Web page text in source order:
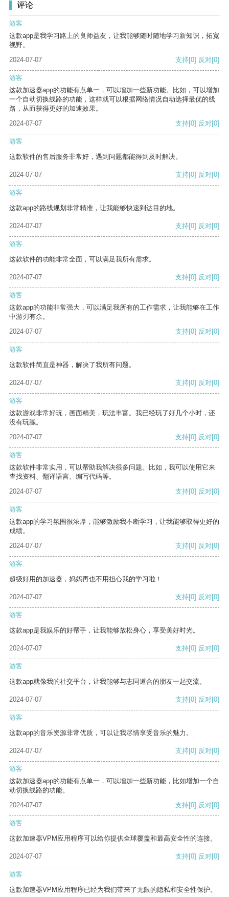
评论
游客
这款app是我学习路上的良师益友，让我能够随时随地学习新知识，拓宽
视野。
2024-07-07
支持[0] 反对[0]
游客
这款加速器app的功能有点单一，可以增加一些新功能。比如，可以增加
一个自动切换线路的功能，这样就可以根据网络情况自动选择最优的线
路，从而获得更好的加速效果。
2024-07-07
支持[0] 反对[0]
游客
这款软件的售后服务非常好，遇到问题都能得到及时解决。
2024-07-07 支持[0] 反对[0]
游客
这款app的路线规划非常精准，让我能够快速到达目的地。
2024-07-07 支持[0] 反对[0]
游客
这款软件的功能非常全面，可以满足我所有需求。
2024-07-07 支持[0] 反对[0]
游客
这款app的功能非常强大，可以满足我所有的工作需求，让我能够在工作
中游刃有余。
2024-07-07
支持[0] 反对[0]
游客
这款软件简直是神器，解决了我所有问题。
2024-07-07 支持[0] 反对[0]
游客
这款游戏非常好玩，画面精美，玩法丰富。我已经玩了好几个小时，还
没有玩腻。
2024-07-07
支持[0] 反对[0]
游客
这款软件非常实用，可以帮助我解决很多问题。比如，我可以使用它来
查找资料、翻译语言、编写代码等。
2024-07-07
支持[0] 反对[0]
游客
这款app的学习氛围很浓厚，能够激励我不断学习，让我能够取得更好的
成绩。
2024-07-07
支持[0] 反对[0]
游客
超级好用的加速器，妈妈再也不用担心我的学习啦！
2024-07-07 支持[0] 反对[0]
游客
这款app是我娱乐的好帮手，让我能够放松身心，享受美好时光。
2024-07-07 支持[0] 反对[0]
游客
这款app就像我的社交平台，让我能够与志同道合的朋友一起交流。
2024-07-07 支持[0] 反对[0]
游客
这款app的音乐资源非常优质，可以让我尽情享受音乐的魅力。
2024-07-07 支持[0] 反对[0]
游客
这款加速器app的功能有点单一，可以增加一些新功能，比如增加一个自
动切换线路的功能。
2024-07-07
支持[0] 反对[0]
游客
这款加速器VPM应用程序可以给你提供全球覆盖和最高安全性的连接。
2024-07-07 支持[0] 反对[0]
游客
这款加速器VPM应用程序已经为我们带来了无限的隐私和安全性保护。